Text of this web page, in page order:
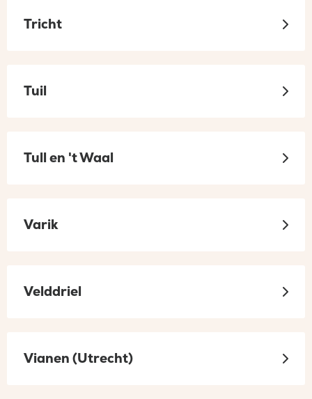
Tricht
Tuil
Tull en 't Waal
Varik
Velddriel
Vianen (Utrecht)